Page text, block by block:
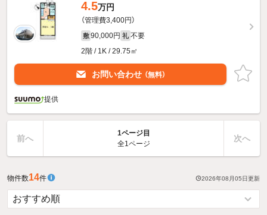
4.5万円
（管理費3,400円）
敷 90,000円 礼 不要
2階 / 1K / 29.75㎡
お問い合わせ （無料）
提供
前へ
1ページ目
全1ページ
次へ
物件数14件 2026年08月05日更新